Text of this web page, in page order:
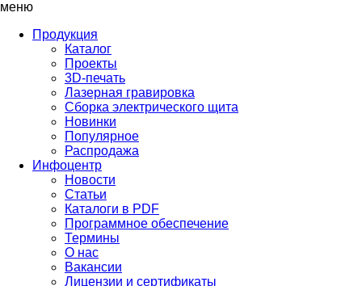
меню
Продукция
Каталог
Проекты
3D-печать
Лазерная гравировка
Сборка электрического щита
Новинки
Популярное
Распродажа
Инфоцентр
Новости
Статьи
Каталоги в PDF
Программное обеспечение
Термины
О нас
Вакансии
Лицензии и сертификаты